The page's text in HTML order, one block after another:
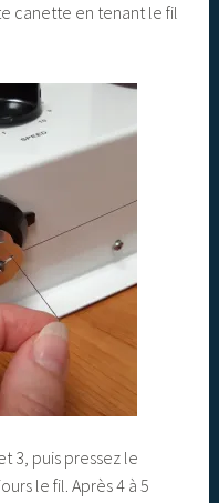
canette en tenant le fil
3, puis pressez le
le fil. Après 4 à 5